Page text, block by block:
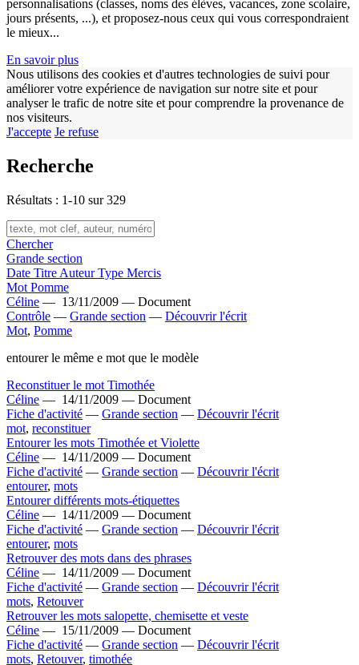
personnalisations (classes, noms des élèves, vacances, zone scolaire,
jours présents, ...), et proposez-nous ceux qui vous correspondraient
le mieux...
En savoir plus
Nous utilisons des cookies et d'autres technologies de suivi pour
améliorer votre expérience de navigation sur notre site et pour
analyser le trafic de notre site et pour comprendre la provenance de
nos visiteurs.
J'accepte Je refuse
Recherche
Résultats : 1-10 sur 329
Chercher
Grande section
Date Titre AuteurType Mercis
Mot Pomme
Céline — 13/11/2009 — Document
Contrôle — Grande section — Découvrir l'écrit
Mot, Pomme
entourer le même e mot que le modèle
Reconstituer le mot Timothée
Céline — 14/11/2009 — Document
Fiche d'activité — Grande section — Découvrir l'écrit
mot, reconstituer
Entourer les mots Timothée et Violette
Céline — 14/11/2009 — Document
Fiche d'activité — Grande section — Découvrir l'écrit
entourer, mots
Entourer différents mots-étiquettes
Céline — 14/11/2009 — Document
Fiche d'activité — Grande section — Découvrir l'écrit
entourer, mots
Retrouver des mots dans des phrases
Céline — 14/11/2009 — Document
Fiche d'activité — Grande section — Découvrir l'écrit
mots, Retouver
Retrouver les mots salopette, chemisette et veste
Céline — 15/11/2009 — Document
Fiche d'activité — Grande section — Découvrir l'écrit
mots, Retouver, timothée